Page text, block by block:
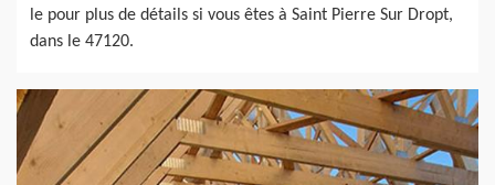
le pour plus de détails si vous êtes à Saint Pierre Sur Dropt,
dans le 47120.